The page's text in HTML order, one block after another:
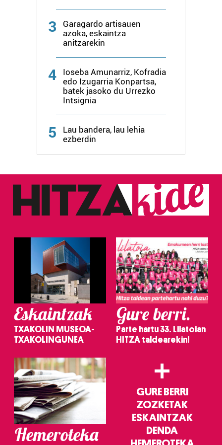
3
Garagardo artisauen
azoka, eskaintza
anitzarekin
4
Ioseba Amunarriz, Kofradia
edo Izugarria Konpartsa,
batek jasoko du Urrezko
Intsignia
5
Lau bandera, lau lehia
ezberdin
Eskaintzak
TXAKOLIN MUSEOA-
TXAKOLINGUNEA
Gure berri.
Parte hartu 33. Lilatoian
HITZA taldearekin!
Hemeroteka
+
GURE BERRI
ZOZKETAK
ESKAINTZAK
DENDA